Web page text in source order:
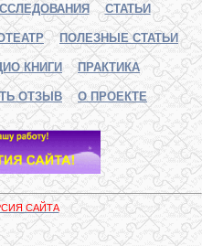
СТАТЬИ
ПОЛЕЗНЫЕ СТАТЬИ
КНИГИ ПРАКТИКА
ОТЗЫВ О ПРОЕКТЕ
САЙТА